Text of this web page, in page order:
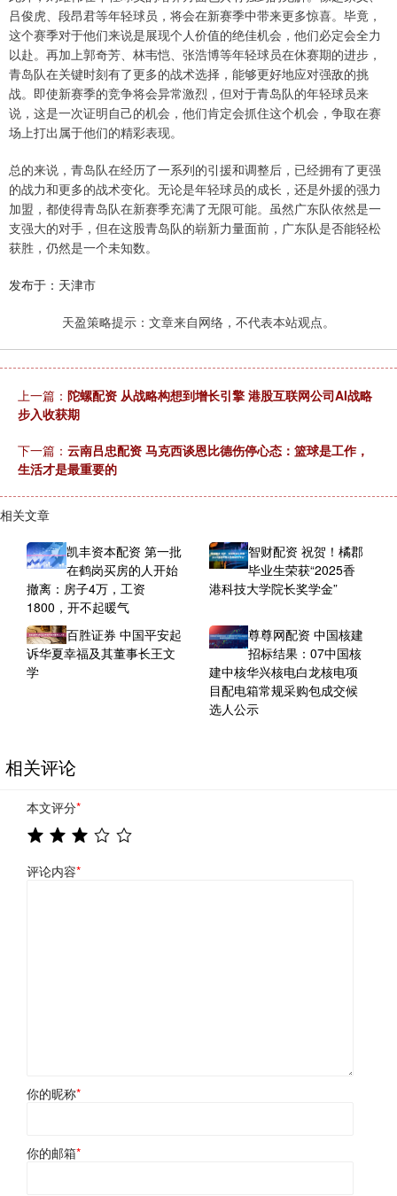
吕俊虎、段昂君等年轻球员，将会在新赛季中带来更多惊喜。毕竟，
这个赛季对于他们来说是展现个人价值的绝佳机会，他们必定会全力
以赴。再加上郭奇芳、林韦恺、张浩博等年轻球员在休赛期的进步，
青岛队在关键时刻有了更多的战术选择，能够更好地应对强敌的挑
战。即使新赛季的竞争将会异常激烈，但对于青岛队的年轻球员来
说，这是一次证明自己的机会，他们肯定会抓住这个机会，争取在赛
场上打出属于他们的精彩表现。
总的来说，青岛队在经历了一系列的引援和调整后，已经拥有了更强
的战力和更多的战术变化。无论是年轻球员的成长，还是外援的强力
加盟，都使得青岛队在新赛季充满了无限可能。虽然广东队依然是一
支强大的对手，但在这股青岛队的崭新力量面前，广东队是否能轻松
获胜，仍然是一个未知数。
发布于：天津市
天盈策略提示：文章来自网络，不代表本站观点。
上一篇： 陀螺配资 从战略构想到增长引擎 港股互联网公司AI战略
步入收获期
下一篇： 云南吕忠配资 马克西谈恩比德伤停心态：篮球是工作，
生活才是最重要的
相关文章
凯丰资本配资 第一批
在鹤岗买房的人开始
撤离：房子4万，工资
1800，开不起暖气
智财配资 祝贺！橘郡
毕业生荣获“2025香
港科技大学院长奖学金”
百胜证券 中国平安起
诉华夏幸福及其董事长王文
学
尊尊网配资 中国核建
招标结果：07中国核
建中核华兴核电白龙核电项
目配电箱常规采购包成交候
选人公示
相关评论
本文评分*
评论内容*
你的昵称*
你的邮箱*